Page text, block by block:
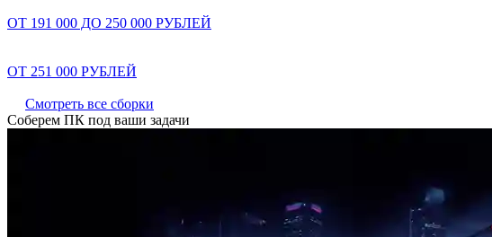
ОТ 191 000 ДО 250 000 РУБЛЕЙ
ОТ 251 000 РУБЛЕЙ
Смотреть все сборки
Соберем ПК под ваши задачи